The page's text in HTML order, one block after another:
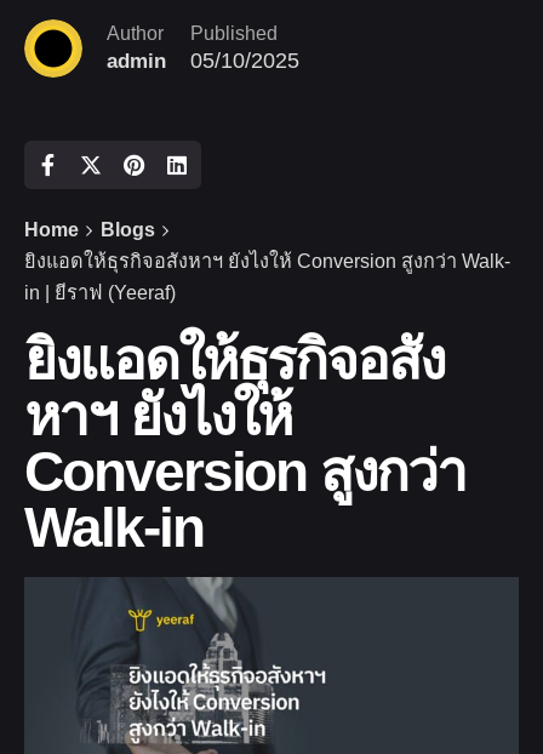
Author
admin
Published
05/10/2025
Home
Blogs
ยิงแอดให้ธุรกิจอสังหาฯ ยังไงให้ Conversion สูงกว่า Walk-
in | ยีราฟ (Yeeraf)
ยิงแอดให้ธุรกิจอสัง
หาฯ ยังไงให้
Conversion สูงกว่า
Walk-in